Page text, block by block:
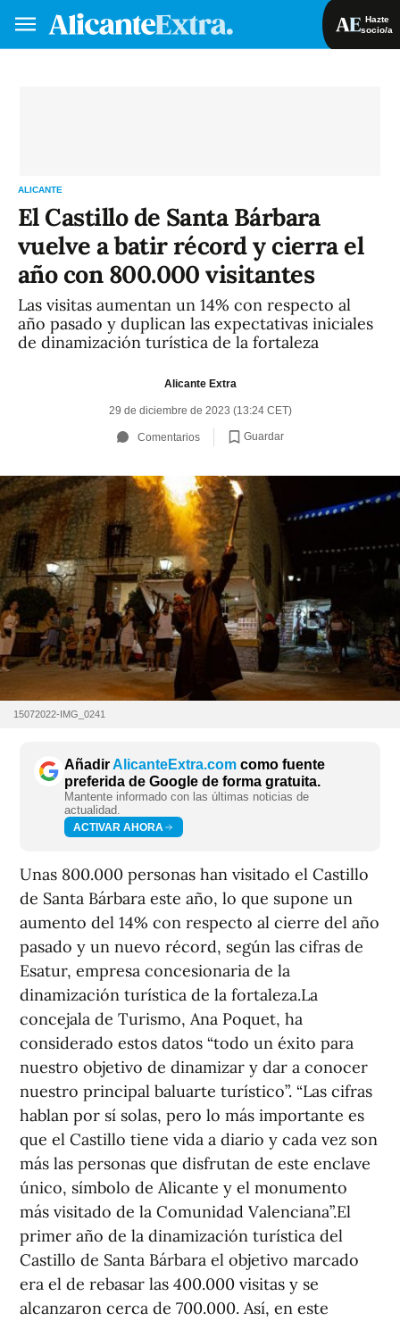
Hazte
socio/a
ALICANTE
El Castillo de Santa Bárbara
vuelve a batir récord y cierra el
año con 800.000 visitantes
Las visitas aumentan un 14% con respecto al
año pasado y duplican las expectativas iniciales
de dinamización turística de la fortaleza
Alicante Extra
29 de diciembre de 2023 (13:24 CET)
Comentarios Guardar
15072022-IMG_0241
AñadirAlicanteExtra.com como fuente
preferida de Google de forma gratuita.
Mantente informado con las últimas noticias de
actualidad.
ACTIVAR AHORA
Unas 800.000 personas han visitado el Castillo
de Santa Bárbara este año, lo que supone un
aumento del 14% con respecto al cierre del año
pasado y un nuevo récord, según las cifras de
Esatur, empresa concesionaria de la
dinamización turística de la fortaleza.La
concejala de Turismo, Ana Poquet, ha
considerado estos datos “todo un éxito para
nuestro objetivo de dinamizar y dar a conocer
nuestro principal baluarte turístico”. “Las cifras
hablan por sí solas, pero lo más importante es
que el Castillo tiene vida a diario y cada vez son
más las personas que disfrutan de este enclave
único, símbolo de Alicante y el monumento
más visitado de la Comunidad Valenciana”.El
primer año de la dinamización turística del
Castillo de Santa Bárbara el objetivo marcado
era el de rebasar las 400.000 visitas y se
alcanzaron cerca de 700.000. Así, en este